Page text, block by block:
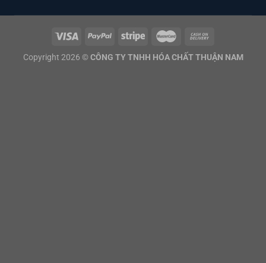
Copyright 2026 © CÔNG TY TNHH HÓA CHẤT THUẬN NAM